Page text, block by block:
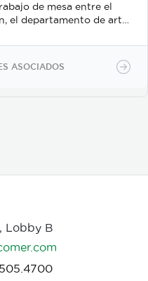
de mesa entre el
el departamento de arte,
nos centramos
de casting, en el tono
claras, paletas de
ASOCIADOS
Lobby B